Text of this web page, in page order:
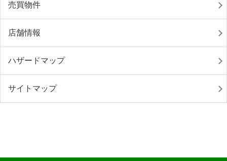
売買物件
店舗情報
ハザードマップ
サイトマップ